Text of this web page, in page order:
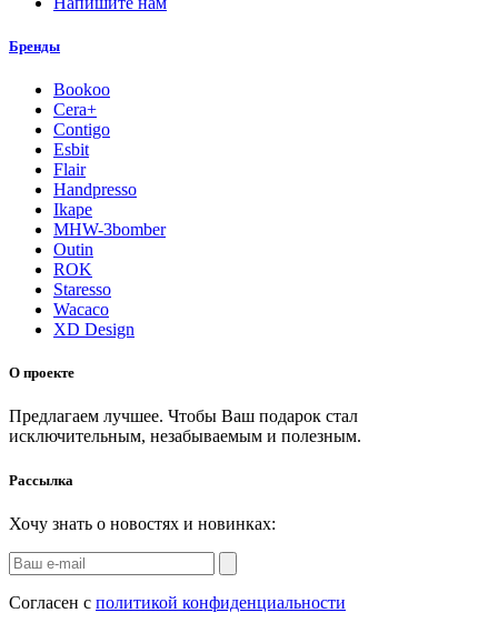
Бренды
Bookoo
Cera+
Contigo
Esbit
Flair
Handpresso
Ikape
MHW-3bomber
Outin
ROK
Staresso
Wacaco
XD Design
О проекте
Предлагаем лучшее. Чтобы Ваш подарок стал
исключительным, незабываемым и полезным.
Рассылка
Хочу знать о новостях и новинках:
Согласен с политикой конфиденциальности